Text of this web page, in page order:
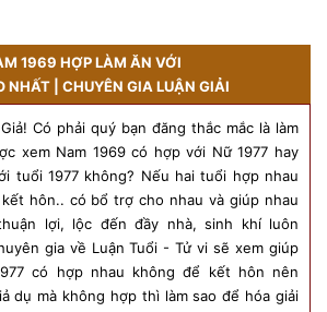
1969 HỢP LÀM ĂN VỚI
NHẤT | CHUYÊN GIA LUẬN GIẢI
Có phải quý bạn đăng thắc mắc là làm
xem Nam 1969 có hợp với Nữ 1977 hay
tuổi 1977 không? Nếu hai tuổi hợp nhau
hôn.. có bổ trợ cho nhau và giúp nhau
lợi, lộc đến đầy nhà, sinh khí luôn
gia về Luận Tuổi - Tử vi sẽ xem giúp
có hợp nhau không để kết hôn nên
dụ mà không hợp thì làm sao để hóa giải